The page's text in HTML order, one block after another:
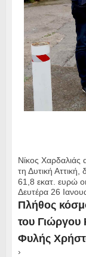
Νίκος
τη Δυτική
61,8 εκατ. ευρώ
Δευτέρα 26
Πλήθος
του
Φυλής
›